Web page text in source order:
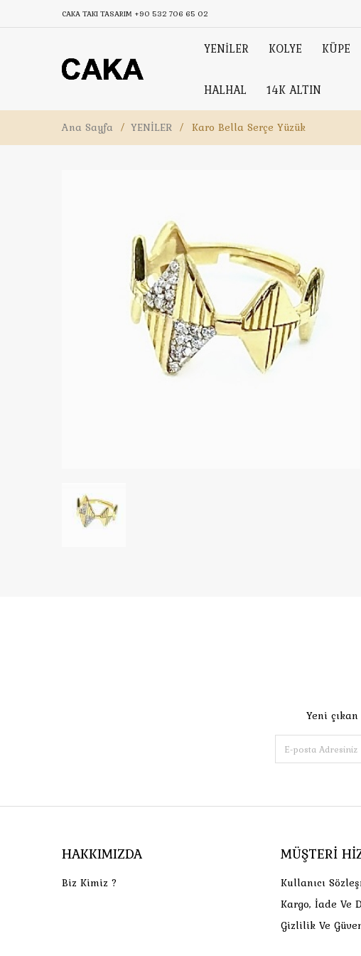
CAKA TAKI TASARIM +90 532 706 65 02
YENİLER KOLYE KÜPE
HALHAL 14K ALTIN
Ana Sayfa / YENİLER / Karo Bella Serçe Yüzük
Yeni
HAKKIMIZDA
Biz Kimiz ?
MÜŞTERI
Kullanıcı
Kargo, İade Ve
Gizlilik Ve